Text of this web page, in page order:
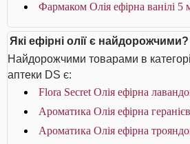
Фармаком Олія ефірна ванілі 5
Які ефірні олії є найдорожчими?
Найдорожчими товарами в
аптеки DS є:
Flora Secret Олія ефірна
Ароматика Олія ефірна
Ароматика Олія ефірна